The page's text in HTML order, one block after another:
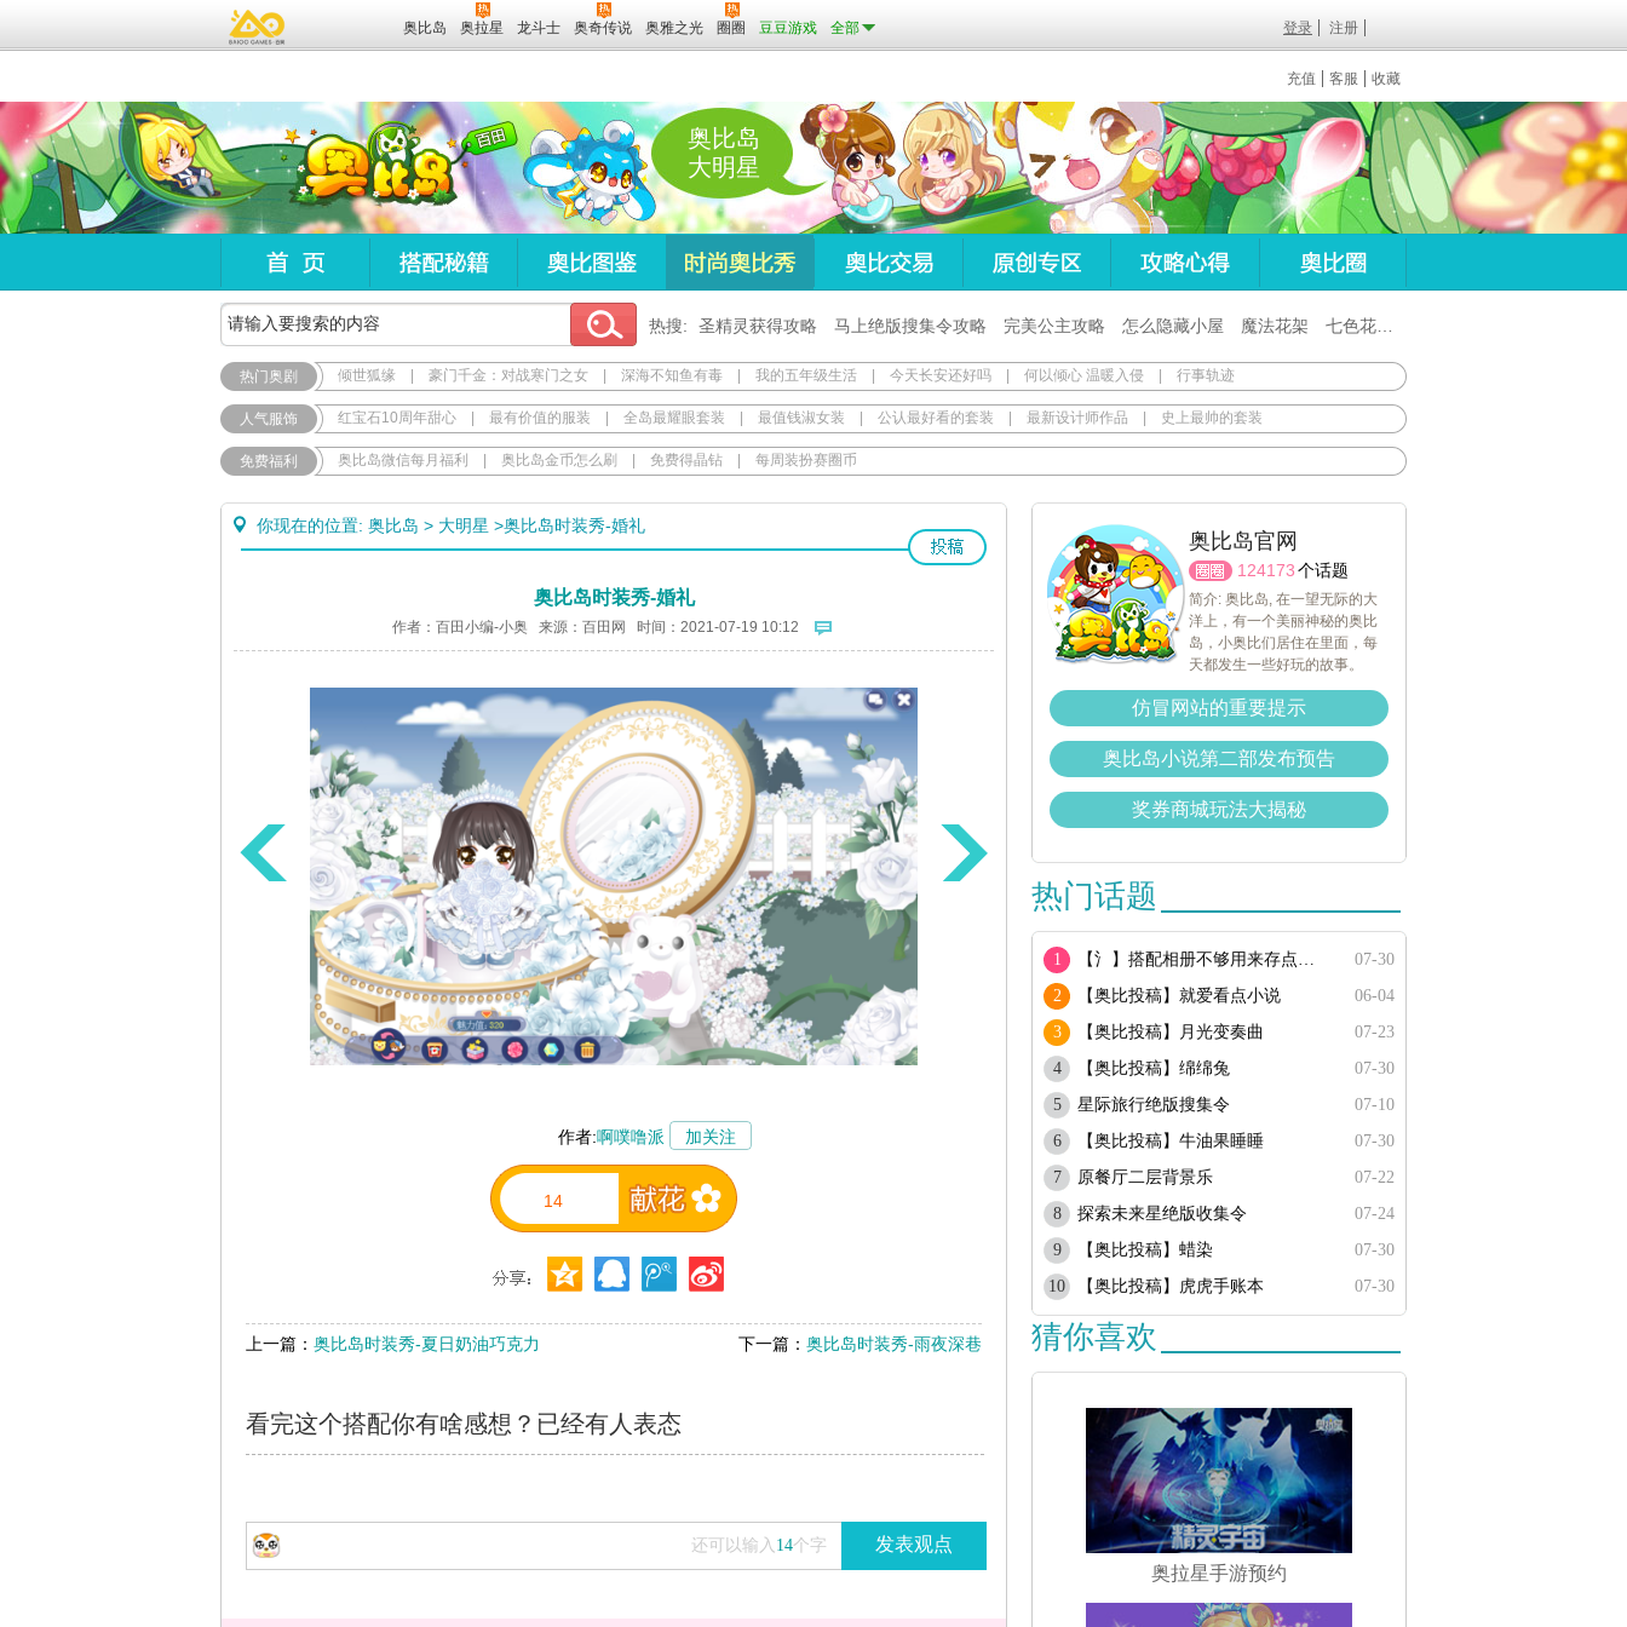
奥比岛 奥拉星 龙斗士 奥奇传说 奥雅之光 圈圈 豆豆游戏 全部 登录 注册
充值 客服 收藏
奥比岛
大明星
热搜: 圣精灵获得攻略 马上绝版搜集令攻略 完美公主攻略 怎么隐藏小屋 魔法花架 七色花在哪
热门奥剧 倾世狐缘 豪门千金：对战寒门之女 深海不知鱼有毒 我的五年级生活 今天长安还好吗 何以倾心 温暖入侵 行事轨迹
人气服饰 红宝石10周年甜心 最有价值的服装 全岛最耀眼套装 最值钱淑女装 公认最好看的套装 最新设计师作品 史上最帅的套装
免费福利 奥比岛微信每月福利 奥比岛金币怎么刷 免费得晶钻 每周装扮赛圈币
你现在的位置: 奥比岛 > 大明星 >奥比岛时装秀-婚礼
奥比岛时装秀-婚礼
作者：百田小编-小奥 来源： 百田网 时间：2021-07-19 10:12
作者:啊噗噜派 加关注
14
上一篇： 奥比岛时装秀-夏日奶油巧克力 下一篇： 奥比岛时装秀-雨夜深巷
看完这个搭配你有啥感想？已经有人表态
还可以输入 14个字 发表观点
奥比岛官网
124173个话题
简介: 奥比岛, 在一望无际的大
洋上，有一个美丽神秘的奥比
岛，小奥比们居住在里面，每
天都发生一些好玩的故事。
仿冒网站的重要提示
奥比岛小说第二部发布预告
奖券商城玩法大揭秘
热门话题
1 【氵】搭配相册不够用来存点搭配
07-30
2
【奥比投稿】就爱看点小说
06-04
3
【奥比投稿】月光变奏曲
07-23
4
【奥比投稿】绵绵兔
07-30
5
星际旅行绝版搜集令
07-10
6
【奥比投稿】牛油果睡睡
07-30
7
原餐厅二层背景乐
07-22
8
探索未来星绝版收集令
07-24
9
【奥比投稿】蜡染
07-30
10
【奥比投稿】虎虎手账本 07-30
猜你喜欢
奥拉星手游预约